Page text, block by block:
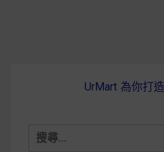
UrMart 為你打
搜